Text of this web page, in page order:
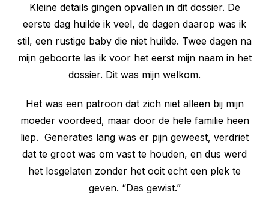
Kleine details gingen opvallen in dit dossier. De
eerste dag huilde ik veel, de dagen daarop was ik
stil, een rustige baby die niet huilde. Twee dagen na
mijn geboorte las ik voor het eerst mijn naam in het
dossier. Dit was mijn welkom.
Het was een patroon dat zich niet alleen bij mijn
moeder voordeed, maar door de hele familie heen
liep. Generaties lang was er pijn geweest, verdriet
dat te groot was om vast te houden, en dus werd
het losgelaten zonder het ooit echt een plek te
geven. “Das gewist.”